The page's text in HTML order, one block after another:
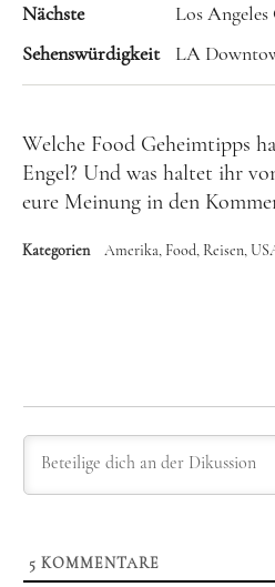
Nächste
Sehenswürdigkeit
Los
LA
Welche Food Geheimtipps
Engel? Und was haltet ihr
eure Meinung in den
Kategorien Amerika Food Reisen
5 KOMMENTARE